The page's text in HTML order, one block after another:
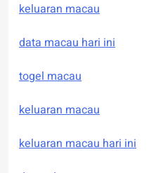
keluaran macau
data macau hari ini
togel macau
keluaran macau
keluaran macau hari ini